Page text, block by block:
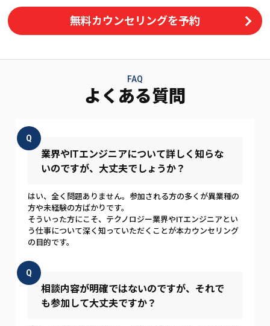
無料カウンセリングを予約
FAQ
よくある質問
Q
業界やITエンジニアについて詳しく知らな
いのですが、大丈夫でしょうか？
はい、全く問題ありません。参加される方の多くが異業種の
方や未経験の方ばかりです。
そういった方にこそ、テクノロジー業界やITエンジニアとい
う仕事について深く知っていただくことが本カウンセリング
の目的です。
Q
相談内容が明確ではないのですが、それで
も参加して大丈夫ですか？